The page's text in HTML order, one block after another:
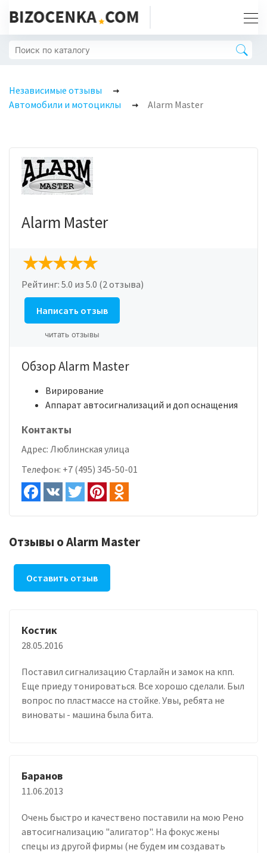
Независимые отзывы
Автомобили и мотоциклы
Alarm Master
Alarm Master
Рейтинг: 5.0 из 5.0 (2 отзыва)
Написать отзыв
читать отзывы
Обзор Alarm Master
Вирирование
Аппарат автосигнализаций и доп оснащения
Контакты
Адрес: Люблинская улица
Телефон: +7 (495) 345-50-01
Отзывы о Alarm Master
Оставить отзыв
Костик
28.05.2016
Поставил сигнализацию Старлайн и замок на кпп.
Еще приеду тонироваться. Все хорошо сделали. Был
вопрос по пластмассе на стойке. Увы, ребята не
виноваты - машина была бита.
Баранов
11.06.2013
Очень быстро и качествено поставили на мою Рено
автосигнализацию "алигатор". На фокус жены
спецы из другой фирмы (не будем им создавать